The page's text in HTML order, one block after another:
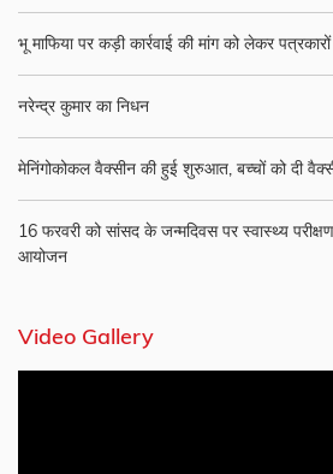
भू माफिया पर कड़ी कार्रवाई की मांग को लेकर पत्रकारों
नरेन्द्र कुमार का निधन
मेनिंगोकोकल वैक्सीन की हुई शुरुआत, बच्चों को दी
16 फरवरी को सांसद के जन्मदिवस पर स्वास्थ्य परीक्षण
आयोजन
Video Gallery